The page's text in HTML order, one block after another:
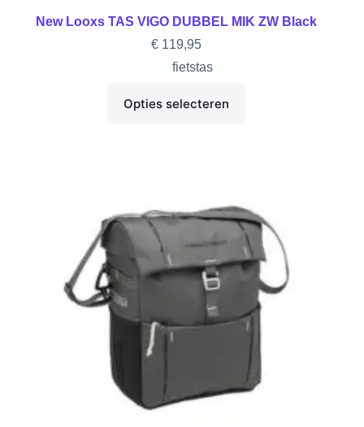
New Looxs TAS VIGO DUBBEL MIK ZW Black
€ 119,95
fietstas
Opties selecteren